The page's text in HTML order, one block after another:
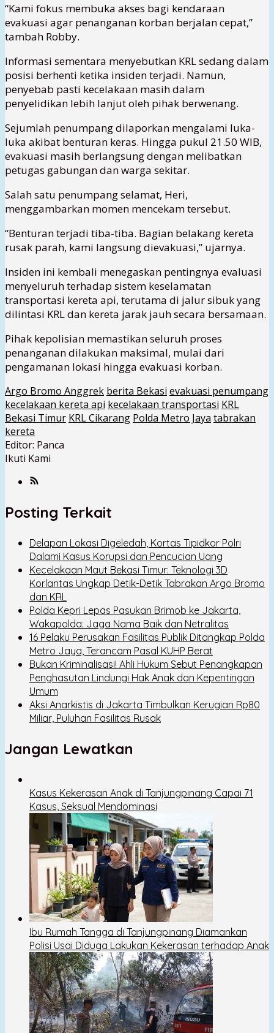
“Kami fokus membuka akses bagi kendaraan
evakuasi agar penanganan korban berjalan cepat,”
tambah Robby.
Informasi sementara menyebutkan KRL sedang dalam
posisi berhenti ketika insiden terjadi. Namun,
penyebab pasti kecelakaan masih dalam
penyelidikan lebih lanjut oleh pihak berwenang.
Sejumlah penumpang dilaporkan mengalami luka-
luka akibat benturan keras. Hingga pukul 21.50 WIB,
evakuasi masih berlangsung dengan melibatkan
petugas gabungan dan warga sekitar.
Salah satu penumpang selamat, Heri,
menggambarkan momen mencekam tersebut.
“Benturan terjadi tiba-tiba. Bagian belakang kereta
rusak parah, kami langsung dievakuasi,” ujarnya.
Insiden ini kembali menegaskan pentingnya evaluasi
menyeluruh terhadap sistem keselamatan
transportasi kereta api, terutama di jalur sibuk yang
dilintasi KRL dan kereta jarak jauh secara bersamaan.
Pihak kepolisian memastikan seluruh proses
penanganan dilakukan maksimal, mulai dari
pengamanan lokasi hingga evakuasi korban.
Argo Bromo Anggrek berita Bekasi evakuasi penumpang
kecelakaan kereta api kecelakaan transportasi KRL
Bekasi Timur KRL Cikarang Polda Metro Jaya tabrakan
kereta
Editor: Panca
Ikuti Kami
Posting Terkait
Delapan Lokasi Digeledah, Kortas Tipidkor Polri
Dalami Kasus Korupsi dan Pencucian Uang
Kecelakaan Maut Bekasi Timur: Teknologi 3D
Korlantas Ungkap Detik-Detik Tabrakan Argo Bromo
dan KRL
Polda Kepri Lepas Pasukan Brimob ke Jakarta,
Wakapolda: Jaga Nama Baik dan Netralitas
16 Pelaku Perusakan Fasilitas Publik Ditangkap Polda
Metro Jaya, Terancam Pasal KUHP Berat
Bukan Kriminalisasi! Ahli Hukum Sebut Penangkapan
Penghasutan Lindungi Hak Anak dan Kepentingan
Umum
Aksi Anarkistis di Jakarta Timbulkan Kerugian Rp80
Miliar, Puluhan Fasilitas Rusak
Jangan Lewatkan
Kasus Kekerasan Anak di Tanjungpinang Capai 71
Kasus, Seksual Mendominasi
Ibu Rumah Tangga di Tanjungpinang Diamankan
Polisi Usai Diduga Lakukan Kekerasan terhadap Anak